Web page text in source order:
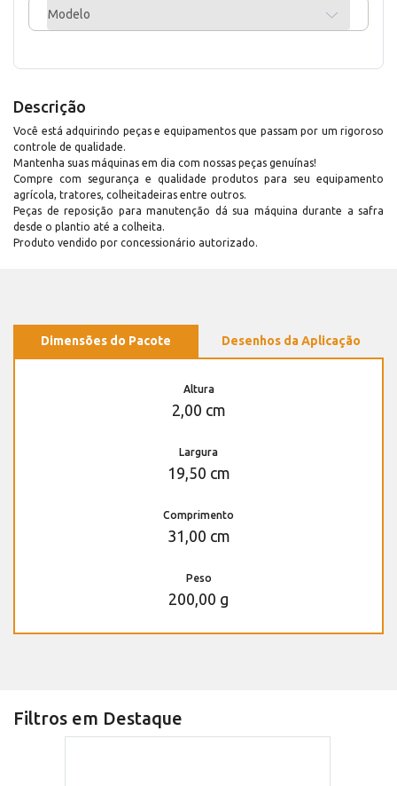
Modelo
Descrição
Você está adquirindo peças e equipamentos que passam por um rigoroso
controle de qualidade.
Mantenha suas máquinas em dia com nossas peças genuínas!
Compre com segurança e qualidade produtos para seu equipamento
agrícola, tratores, colheitadeiras entre outros.
Peças de reposição para manutenção dá sua máquina durante a safra
desde o plantio até a colheita.
Produto vendido por concessionário autorizado.
Dimensões do Pacote Desenhos da Aplicação
Altura
2,00 cm
Largura
19,50 cm
Comprimento
31,00 cm
Peso
200,00 g
Filtros em Destaque